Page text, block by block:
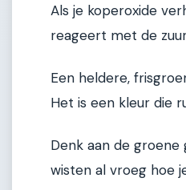
Als je koperoxide
reageert met de
Een heldere,
Het is een kleur die
Denk aan de
wisten al vroeg hoe